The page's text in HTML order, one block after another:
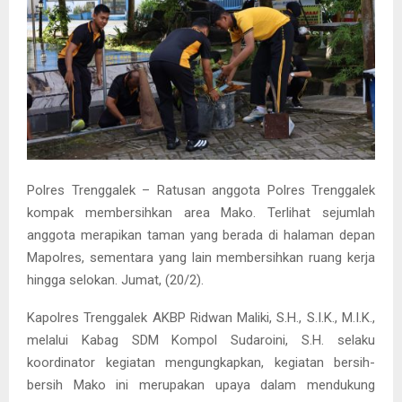
Polres Trenggalek – Ratusan anggota Polres Trenggalek
kompak membersihkan area Mako. Terlihat sejumlah
anggota merapikan taman yang berada di halaman depan
Mapolres, sementara yang lain membersihkan ruang kerja
hingga selokan. Jumat, (20/2).
Kapolres Trenggalek AKBP Ridwan Maliki, S.H., S.I.K., M.I.K.,
melalui Kabag SDM Kompol Sudaroini, S.H. selaku
koordinator kegiatan mengungkapkan, kegiatan bersih-
bersih Mako ini merupakan upaya dalam mendukung